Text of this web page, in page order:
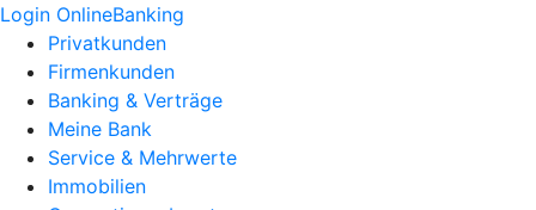
Login OnlineBanking
Privatkunden
Firmenkunden
Banking & Verträge
Meine Bank
Service & Mehrwerte
Immobilien